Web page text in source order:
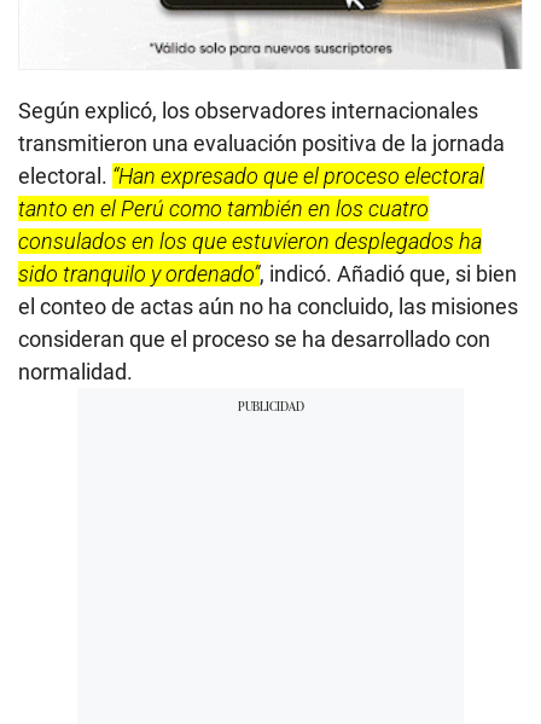
Según explicó, los observadores internacionales
transmitieron una evaluación positiva de la jornada
electoral. “Han expresado que el proceso electoral
tanto en el Perú como también en los cuatro
consulados en los que estuvieron desplegados ha
sido tranquilo y ordenado”, indicó. Añadió que, si bien
el conteo de actas aún no ha concluido, las misiones
consideran que el proceso se ha desarrollado con
normalidad.